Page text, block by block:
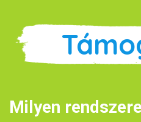
Milyen